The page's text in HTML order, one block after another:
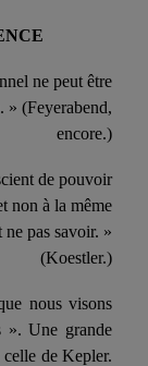
ne peut être
» (Feyerabend,
encore.)
de pouvoir
non à la même
pas savoir. »
(Koestler.)
nous visons
». Une grande
de Kepler.